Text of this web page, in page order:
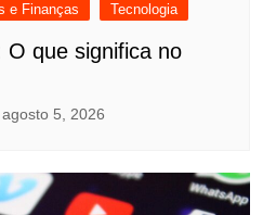
e Finanças Tecnologia
O que significa no
agosto 5, 2026